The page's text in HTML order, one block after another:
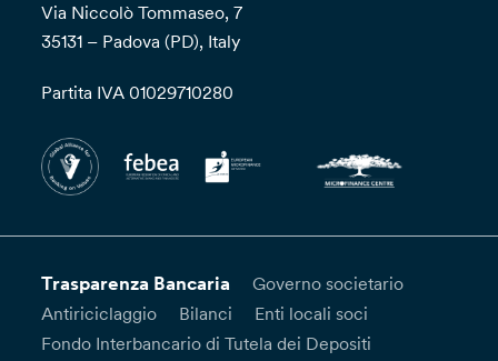
Via Niccolò Tommaseo, 7
35131 – Padova (PD), Italy
Partita IVA 01029710280
Trasparenza Bancaria
Governo societario
Antiriciclaggio
Bilanci
Enti locali soci
Fondo Interbancario di Tutela dei Depositi